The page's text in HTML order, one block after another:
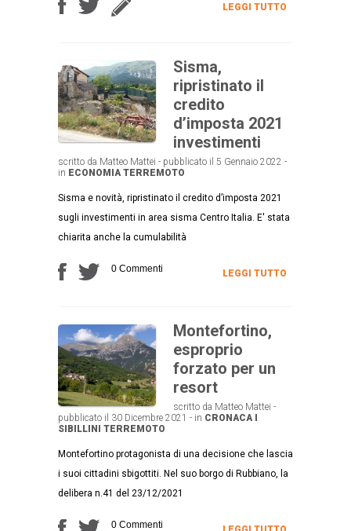
LEGGI TUTTO
Sisma,
ripristinato il
credito
d’imposta 2021
investimenti
scritto da Matteo Mattei - pubblicato il 5 Gennaio 2022 -
in ECONOMIA TERREMOTO
Sisma e novità, ripristinato il credito d’imposta 2021
sugli investimenti in area sisma Centro Italia. E' stata
chiarita anche la cumulabilità
0 Commenti LEGGI TUTTO
Montefortino,
esproprio
forzato per un
resort
scritto da Matteo Mattei -
pubblicato il 30 Dicembre 2021 - in CRONACA I
SIBILLINI TERREMOTO
Montefortino protagonista di una decisione che lascia
i suoi cittadini sbigottiti. Nel suo borgo di Rubbiano, la
delibera n.41 del 23/12/2021
0 Commenti